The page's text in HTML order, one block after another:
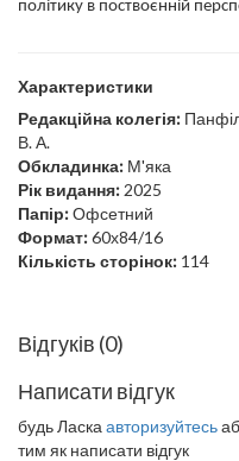
політику в поствоєнній
Характеристики
Редакційна колегія:
В. А.
Обкладинка: М'яка
Рік видання: 2025
Папір:Офсетний
Формат:60х84/16
Кількість сторінок: 114
Відгуків (0)
Написати відгук
будь Ласка авторизуйтесь
тим як написати відгук